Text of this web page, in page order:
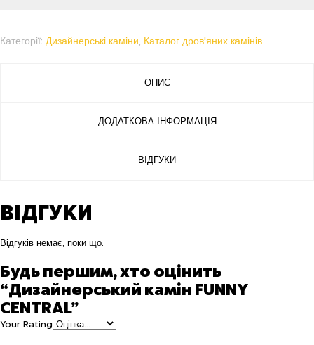
Категорії: Дизайнерські каміни, Каталог дров'яних камінів
ОПИС
ДОДАТКОВА ІНФОРМАЦІЯ
ВІДГУКИ
ВІДГУКИ
Відгуків немає, поки що.
Будь першим, хто оцінить
“Дизайнерський камін FUNNY
CENTRAL”
Your Rating